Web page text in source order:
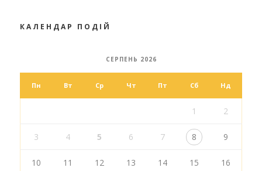
КАЛЕНДАР ПОДІЙ
СЕРПЕНЬ 2026
Пн Вт Ср Чт Пт Сб Нд
1 2
3 4 5 6 7 8 9
10 11 12 13 14 15 16